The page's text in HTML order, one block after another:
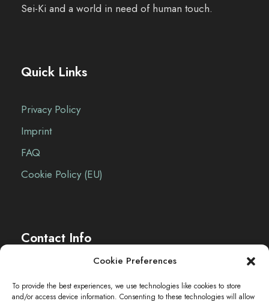
Cookie Preferences
To provide the best experiences, we use technologies like cookies to store
and/or access device information. Consenting to these technologies will allow
Sei-Ki and a world in need of human touch.
Quick Links
Privacy Policy
Imprint
FAQ
Cookie Policy (EU)
Contact Info